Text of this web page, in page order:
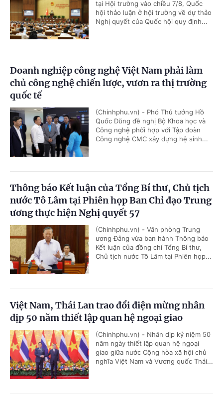
tại Hội trường vào chiều 7/8, Quốc
hội thảo luận ở hội trường về dự thảo
Nghị quyết của Quốc hội quy định...
Doanh nghiệp công nghệ Việt Nam phải làm
chủ công nghệ chiến lược, vươn ra thị trường
quốc tế
(Chinhphu.vn) - Phó Thủ tướng Hồ
Quốc Dũng đề nghị Bộ Khoa học và
Công nghệ phối hợp với Tập đoàn
Công nghệ CMC xây dựng hệ sinh...
Thông báo Kết luận của Tổng Bí thư, Chủ tịch
nước Tô Lâm tại Phiên họp Ban Chỉ đạo Trung
ương thực hiện Nghị quyết 57
(Chinhphu.vn) - Văn phòng Trung
ương Đảng vừa ban hành Thông báo
Kết luận của đồng chí Tổng Bí thư,
Chủ tịch nước Tô Lâm tại Phiên họp...
Việt Nam, Thái Lan trao đổi điện mừng nhân
dịp 50 năm thiết lập quan hệ ngoại giao
(Chinhphu.vn) - Nhân dịp kỷ niệm 50
năm ngày thiết lập quan hệ ngoại
giao giữa nước Cộng hòa xã hội chủ
nghĩa Việt Nam và Vương quốc Thái...